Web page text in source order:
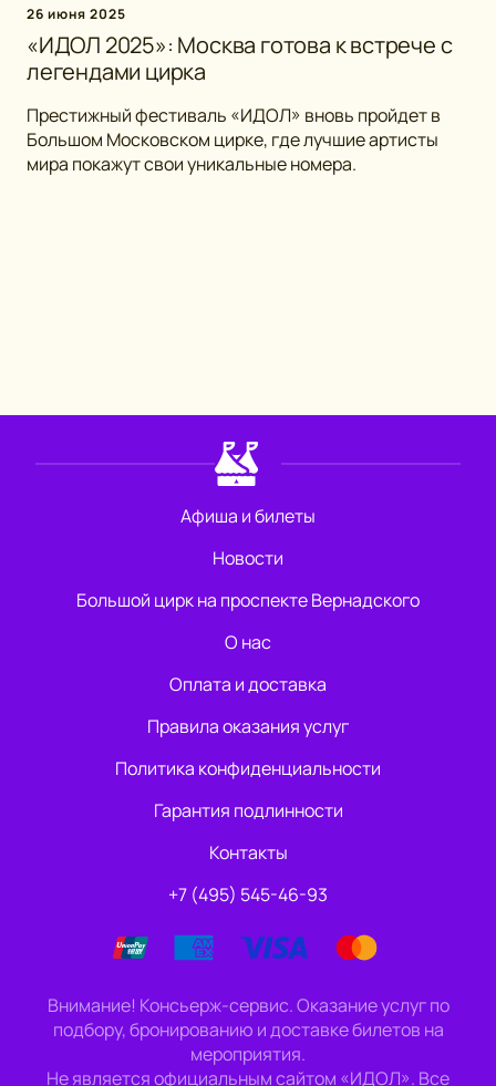
26 июня 2025
«ИДОЛ 2025»: Москва готова к встрече с
легендами цирка
Престижный фестиваль «ИДОЛ» вновь пройдет в
Большом Московском цирке, где лучшие артисты
мира покажут свои уникальные номера.
Афиша и билеты
Новости
Большой цирк на проспекте Вернадского
О нас
Оплата и доставка
Правила оказания услуг
Политика конфиденциальности
Гарантия подлинности
Контакты
+7 (495) 545-46-93
Внимание! Консьерж-сервис. Оказание услуг по
подбору, бронированию и доставке билетов на
мероприятия.
Не является официальным сайтом «ИДОЛ». Все